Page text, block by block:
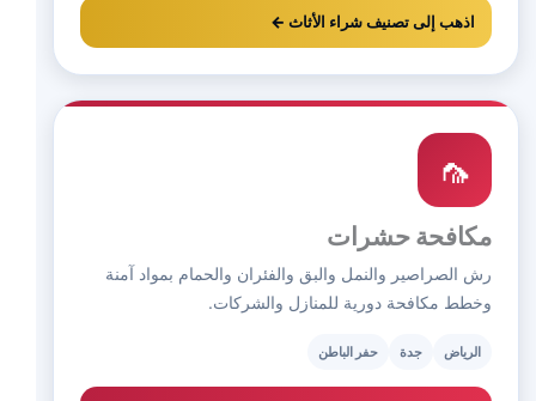
اذهب إلى تصنيف شراء الأثاث ←
🦟
مكافحة حشرات
رش الصراصير والنمل والبق والفئران والحمام بمواد آمنة
وخطط مكافحة دورية للمنازل والشركات.
الرياض جدة حفر الباطن